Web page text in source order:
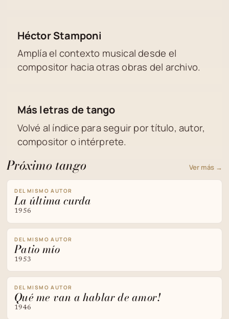
Héctor Stamponi
Amplía el contexto musical desde el
compositor hacia otras obras del archivo.
Más letras de tango
Volvé al índice para seguir por título, autor,
compositor o intérprete.
Próximo tango Ver más →
DEL MISMO AUTOR
La última curda
1956
DEL MISMO AUTOR
Patio mío
1953
DEL MISMO AUTOR
Qué me van a hablar de amor!
1946